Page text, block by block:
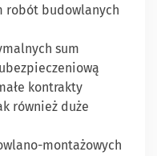
robót budowlanych
sum
kontrakty
również duże
montażowych